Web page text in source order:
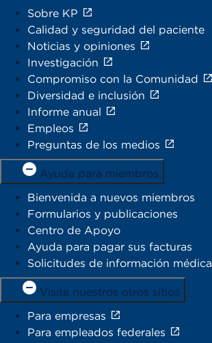
Sobre KP
Calidad y seguridad del paciente
Noticias y opiniones
Investigación
Compromiso con la Comunidad
Diversidad e inclusión
Informe anual
Empleos
Preguntas de los medios
Ayuda para miembros
Bienvenida a nuevos miembros
Formularios y publicaciones
Centro de Apoyo
Ayuda para pagar sus facturas
Solicitudes de información médica
Visite nuestros otros sitios
Para empresas
Para empleados federales